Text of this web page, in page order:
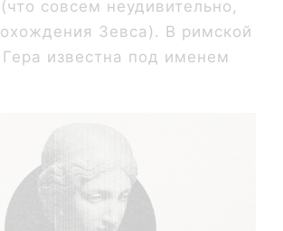
совсем неудивительно,
Зевса). В римской
известна под именем